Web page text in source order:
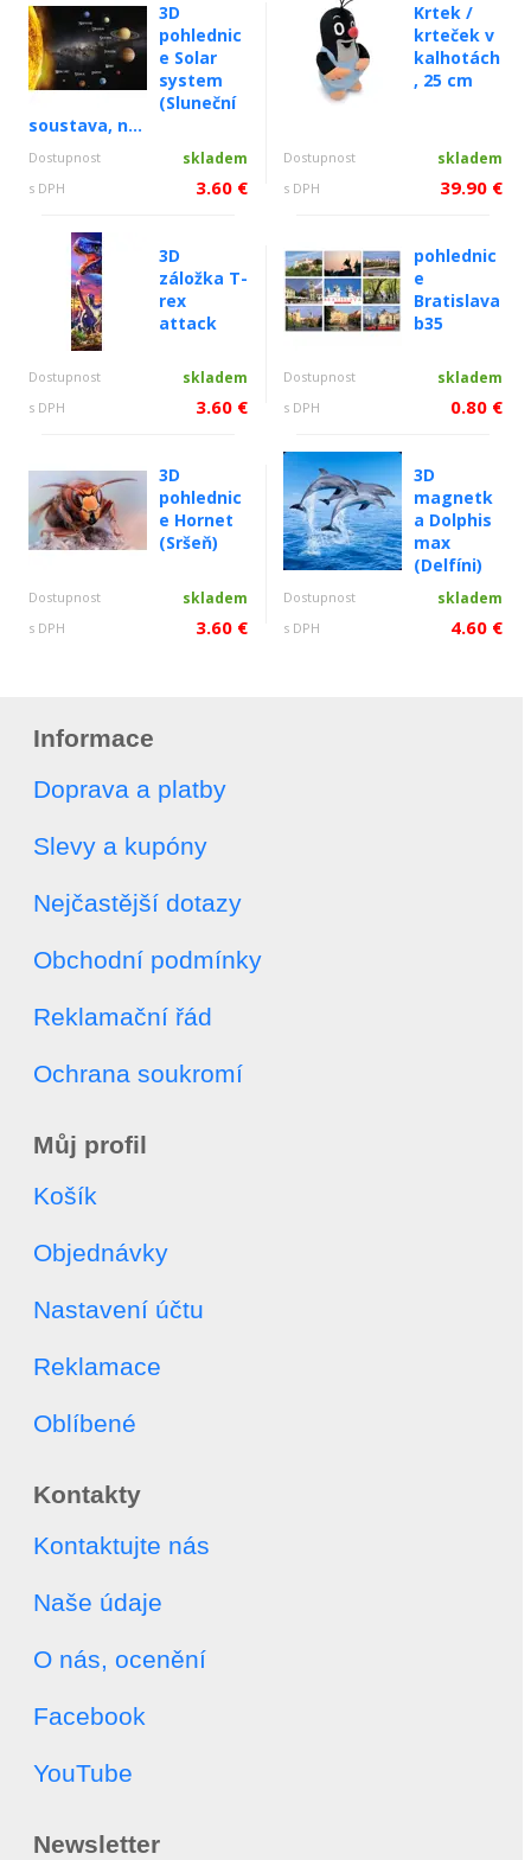
3D
pohlednic
e Solar
system
(Sluneční
soustava, n...
Dostupnost skladem
s DPH 3.60 €
Krtek /
krteček v
kalhotách
, 25 cm
Dostupnost skladem
s DPH 39.90 €
3D
záložka T-
rex
attack
Dostupnost skladem
s DPH 3.60 €
pohlednic
e
Bratislava
b35
Dostupnost skladem
s DPH 0.80 €
3D
pohlednic
e Hornet
(Sršeň)
Dostupnost skladem
s DPH 3.60 €
3D
magnetk
a Dolphis
max
(Delfíni)
Dostupnost skladem
s DPH 4.60 €
Informace
Doprava a platby
Slevy a kupóny
Nejčastější dotazy
Obchodní podmínky
Reklamační řád
Ochrana soukromí
Můj profil
Košík
Objednávky
Nastavení účtu
Reklamace
Oblíbené
Kontakty
Kontaktujte nás
Naše údaje
O nás, ocenění
Facebook
YouTube
Newsletter